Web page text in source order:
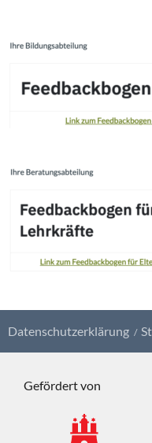
Datenschutzerklärung
Gefördert von